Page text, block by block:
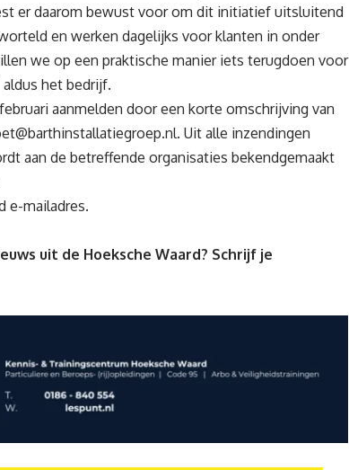
er daarom bewust voor om dit initiatief uitsluitend
en werken dagelijks voor klanten in onder
we op een praktische manier iets terugdoen voor
het bedrijf.
aanmelden door een korte omschrijving van
. Uit alle inzendingen
aan de betreffende organisaties bekendgemaakt
e-mailadres.
uit de Hoeksche Waard? Schrijf je